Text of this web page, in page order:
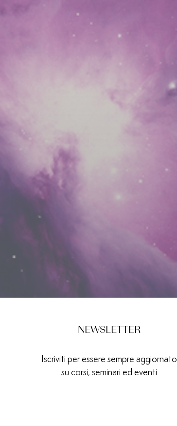
NEWSLETTER
Iscriviti per essere sempre aggiornato
su corsi, seminari ed eventi